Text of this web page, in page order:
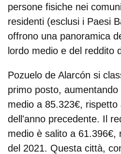
persone fisiche nei
residenti (esclusi i Paesi
offrono una panoramica
lordo medio e del reddito
Pozuelo de Alarcón si
primo posto,
medio a 85.323€, rispetto
dell'anno precedente. Il
medio è salito a 61.396€,
del 2021. Questa città,